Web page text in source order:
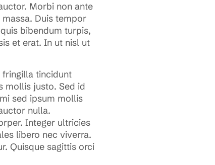
Morbi non ante
Duis tempor
bibendum turpis,
et erat. In ut nisl ut
tincidunt
mollis justo. Sed id
sed ipsum mollis
nulla.
Integer ultricies
libero nec viverra.
Quisque sagittis orci